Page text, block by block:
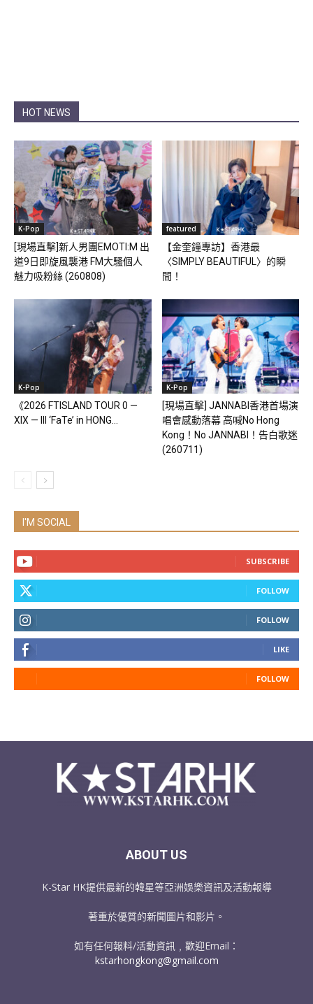
HOT NEWS
K-Pop
[現場直擊]新人男團EMOTI:M 出
道9日即旋風襲港 FM大騷個人
魅力吸粉絲 (260808)
featured
【金奎鐘專訪】香港最
〈SIMPLY BEAUTIFUL〉的瞬
間！
K-Pop
《2026 FTISLAND TOUR 0 —
XIX — III ‘FaTe’ in HONG...
K-Pop
[現場直擊] JANNABI香港首場演
唱會感動落幕 高喊No Hong
Kong！No JANNABI！告白歌迷
(260711)
I'M SOCIAL
SUBSCRIBE
FOLLOW
FOLLOW
LIKE
FOLLOW
ABOUT US
K-Star HK提供最新的韓星等亞洲娛樂資訊及活動報導
著重於優質的新聞圖片和影片。
如有任何報料/活動資訊﹐歡迎Email：
kstarhongkong@gmail.com